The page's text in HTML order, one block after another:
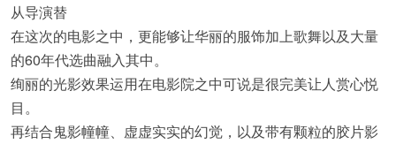
从导演替
在这次的电影之中，更能够让华丽的服饰加上歌舞以及大量
的60年代选曲融入其中。
绚丽的光影效果运用在电影院之中可说是很完美让人赏心悦
目。
再结合鬼影幢幢、虚虚实实的幻觉，以及带有颗粒的胶片影